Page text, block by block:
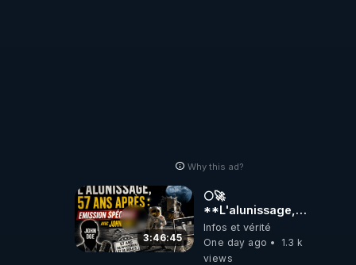
Why this ad?
3:46:45
🌕🚀
**L'alunissage,
57 ans après :
Émission spéciale
avec John Doe
Infos et vérité
One day ago
1.3 k
views